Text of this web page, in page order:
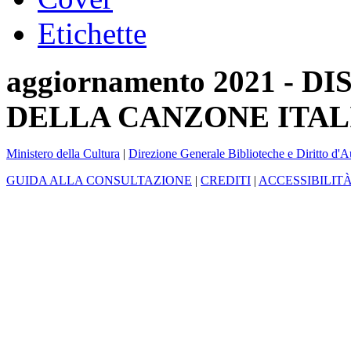
Etichette
aggiornamento 2021 -
DELLA CANZONE
Ministero della Cultura | Direzione Generale Biblioteche e Diritto
GUIDA ALLA CONSULTAZIONE | CREDITI |